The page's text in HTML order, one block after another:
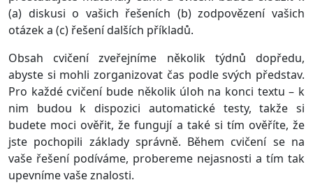
(a) diskusi o vašich řešeních (b) zodpovězení vašich
otázek a (c) řešení dalších příkladů.
Obsah cvičení zveřejníme několik týdnů dopředu,
abyste si mohli zorganizovat čas podle svých představ.
Pro každé cvičení bude několik úloh na konci textu – k
nim budou k dispozici automatické testy, takže si
budete moci ověřit, že fungují a také si tím ověříte, že
jste pochopili základy správně. Během cvičení se na
vaše řešení podíváme, probereme nejasnosti a tím tak
upevníme vaše znalosti.